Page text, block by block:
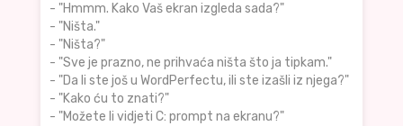
- "Hmmm. Kako Vaš ekran izgleda sada?"
- "Ništa."
- "Ništa?"
- "Sve je prazno, ne prihvaća ništa što ja tipkam."
- "Da li ste još u WordPerfectu, ili ste izašli iz njega?"
- "Kako ću to znati?"
- "Možete li vidjeti C: prompt na ekranu?"